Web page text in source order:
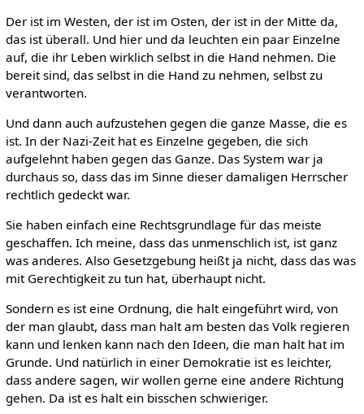
Der ist im Westen, der ist im Osten, der ist in der Mitte da,
das ist überall. Und hier und da leuchten ein paar Einzelne
auf, die ihr Leben wirklich selbst in die Hand nehmen. Die
bereit sind, das selbst in die Hand zu nehmen, selbst zu
verantworten.
Und dann auch aufzustehen gegen die ganze Masse, die es
ist. In der Nazi-Zeit hat es Einzelne gegeben, die sich
aufgelehnt haben gegen das Ganze. Das System war ja
durchaus so, dass das im Sinne dieser damaligen Herrscher
rechtlich gedeckt war.
Sie haben einfach eine Rechtsgrundlage für das meiste
geschaffen. Ich meine, dass das unmenschlich ist, ist ganz
was anderes. Also Gesetzgebung heißt ja nicht, dass das was
mit Gerechtigkeit zu tun hat, überhaupt nicht.
Sondern es ist eine Ordnung, die halt eingeführt wird, von
der man glaubt, dass man halt am besten das Volk regieren
kann und lenken kann nach den Ideen, die man halt hat im
Grunde. Und natürlich in einer Demokratie ist es leichter,
dass andere sagen, wir wollen gerne eine andere Richtung
gehen. Da ist es halt ein bisschen schwieriger.